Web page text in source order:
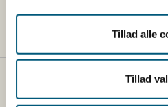
Tillad alle
Tillad